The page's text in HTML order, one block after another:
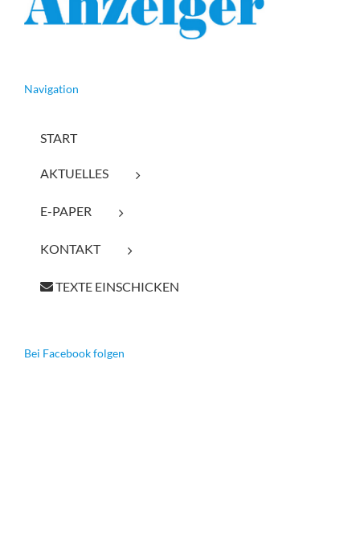
Navigation
START
AKTUELLES
E-PAPER
KONTAKT
TEXTE EINSCHICKEN
Bei Facebook folgen